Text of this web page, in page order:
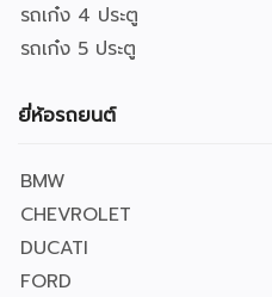
รถเก๋ง 4 ประตู
รถเก๋ง 5 ประตู
ยี่ห้อรถยนต์
BMW
CHEVROLET
DUCATI
FORD